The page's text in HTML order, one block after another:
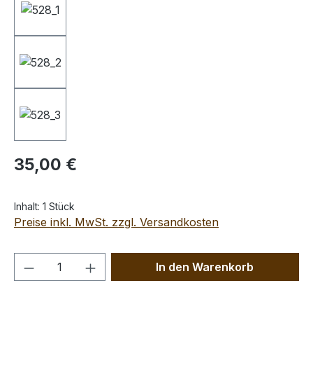
Regulärer Preis:
35,00 €
Inhalt: 1 Stück
Preise inkl. MwSt. zzgl. Versandkosten
Produkt Anzahl: Gib denIn den Warenkorb